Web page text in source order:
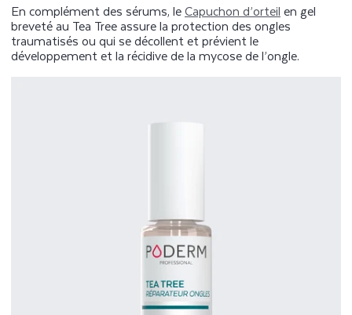
En complément des sérums, leCapuchon d’orteil en gel
breveté au Tea Tree assure la protection des ongles
traumatisés ou qui se décollent et prévient le
développement et la récidive de la mycose de l’ongle.